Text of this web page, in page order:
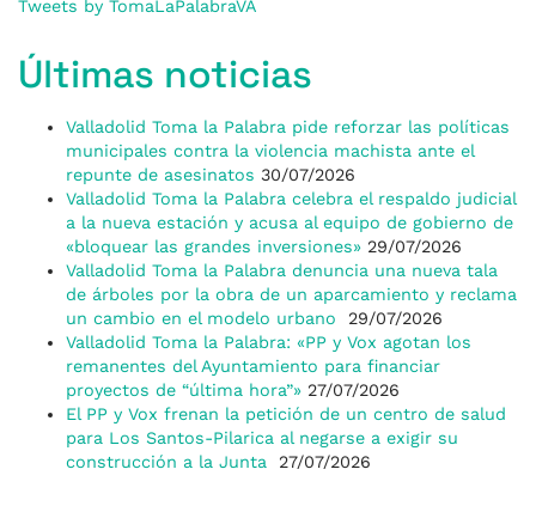
Tweets by TomaLaPalabraVA
Últimas noticias
Valladolid Toma la Palabra pide reforzar las políticas
municipales contra la violencia machista ante el
repunte de asesinatos 30/07/2026
Valladolid Toma la Palabra celebra el respaldo judicial
a la nueva estación y acusa al equipo de gobierno de
«bloquear las grandes inversiones» 29/07/2026
Valladolid Toma la Palabra denuncia una nueva tala
de árboles por la obra de un aparcamiento y reclama
un cambio en el modelo urbano
29/07/2026
Valladolid Toma la Palabra: «PP y Vox agotan los
remanentes del Ayuntamiento para financiar
proyectos de “última hora”» 27/07/2026
El PP y Vox frenan la petición de un centro de salud
para Los Santos-Pilarica al negarse a exigir su
construcción a la Junta
27/07/2026